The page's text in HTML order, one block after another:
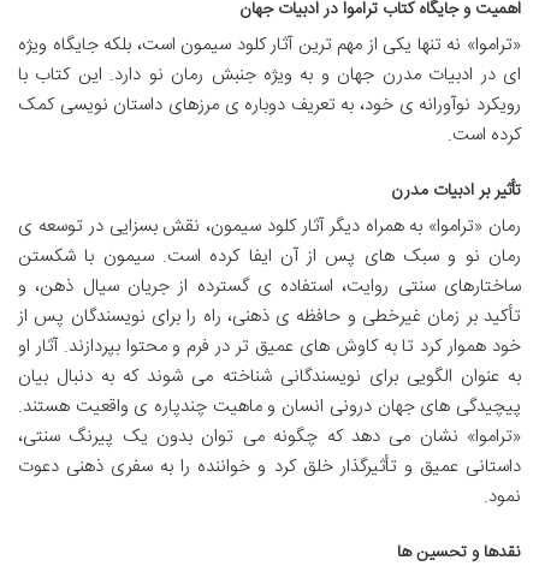
اهمیت و جایگاه کتاب تراموا در ادبیات جهان
«تراموا» نه تنها یکی از مهم ترین آثار کلود سیمون است، بلکه جایگاه ویژه
ای در ادبیات مدرن جهان و به ویژه جنبش رمان نو دارد. این کتاب با
رویکرد نوآورانه ی خود، به تعریف دوباره ی مرزهای داستان نویسی کمک
کرده است.
تأثیر بر ادبیات مدرن
رمان «تراموا» به همراه دیگر آثار کلود سیمون، نقش بسزایی در توسعه ی
رمان نو و سبک های پس از آن ایفا کرده است. سیمون با شکستن
ساختارهای سنتی روایت، استفاده ی گسترده از جریان سیال ذهن، و
تأکید بر زمان غیرخطی و حافظه ی ذهنی، راه را برای نویسندگان پس از
خود هموار کرد تا به کاوش های عمیق تر در فرم و محتوا بپردازند. آثار او
به عنوان الگویی برای نویسندگانی شناخته می شوند که به دنبال بیان
پیچیدگی های جهان درونی انسان و ماهیت چندپاره ی واقعیت هستند.
«تراموا» نشان می دهد که چگونه می توان بدون یک پیرنگ سنتی،
داستانی عمیق و تأثیرگذار خلق کرد و خواننده را به سفری ذهنی دعوت
نمود.
نقدها و تحسین ها